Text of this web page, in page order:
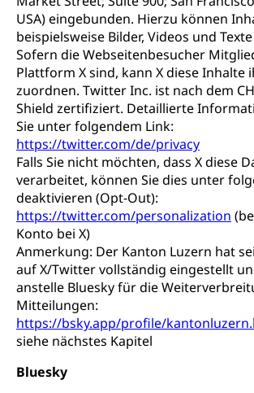
USA) eingebunden. Hierzu können
beispielsweise Bilder, Videos und
Sofern die Webseitenbesucher
Plattform X sind, kann X diese Inhalte
zuordnen. Twitter Inc. ist nach dem
Shield zertifiziert. Detaillierte
Sie unter folgendem Link:
https://twitter.com/de/privacy
Falls Sie nicht möchten, dass X diese
verarbeitet, können Sie dies unter
deaktivieren (Opt-Out):
https://twitter.com/personalization
Konto bei X)
Anmerkung: Der Kanton Luzern hat
auf X/Twitter vollständig eingestellt
anstelle Bluesky für die
Mitteilungen:
https://bsky.app/profile/
siehe nächstes Kapitel
Bluesky